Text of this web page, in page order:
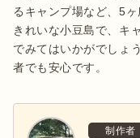
るキャンプ場など、5
きれいな小豆島で、キ
でみてはいかがでしょ
者でも安心です。
制作者